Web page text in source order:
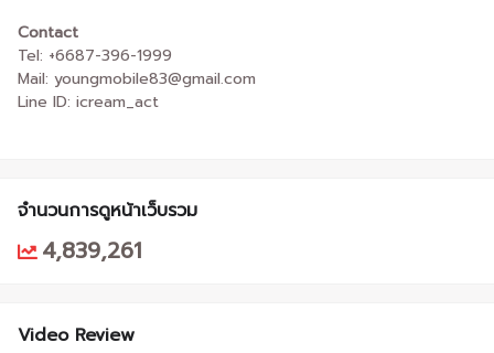
Contact
Tel: +6687-396-1999
Mail: youngmobile83@gmail.com
Line ID: icream_act
จำนวนการดูหน้าเว็บรวม
4,839,261
Video Review